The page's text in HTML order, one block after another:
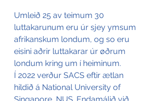
Umleið 25 av teimum 30
luttakarunum eru úr sjey ymsum
afrikanskum londum, og so eru
eisini aðrir luttakarar úr øðrum
londum kring um í heiminum.
Í 2022 verður SACS eftir ætlan
hildið á National University of